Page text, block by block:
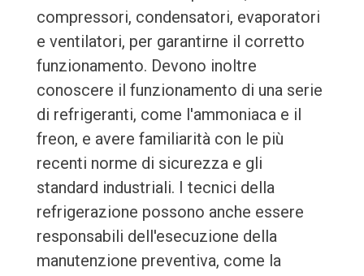
compressori, condensatori, evaporatori
e ventilatori, per garantirne il corretto
funzionamento. Devono inoltre
conoscere il funzionamento di una serie
di refrigeranti, come l'ammoniaca e il
freon, e avere familiarità con le più
recenti norme di sicurezza e gli
standard industriali. I tecnici della
refrigerazione possono anche essere
responsabili dell'esecuzione della
manutenzione preventiva, come la